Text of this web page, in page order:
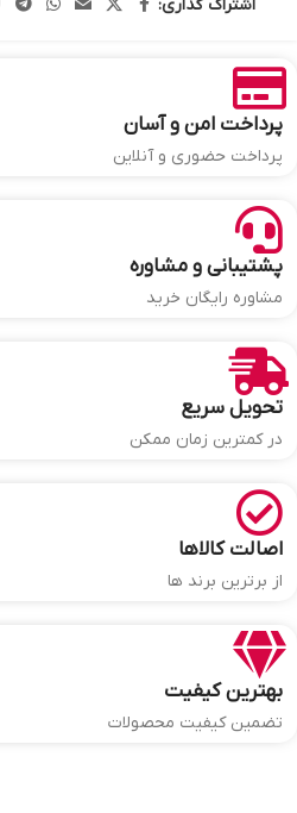
اشتراک گذاری:
پرداخت امن و آسان
پرداخت حضوری و آنلاین
پشتیبانی و مشاوره
مشاوره رایگان خرید
تحویل سریع
در کمترین زمان ممکن
اصالت کالاها
از برترین برند ها
بهترین کیفیت
تضمین کیفیت محصولات